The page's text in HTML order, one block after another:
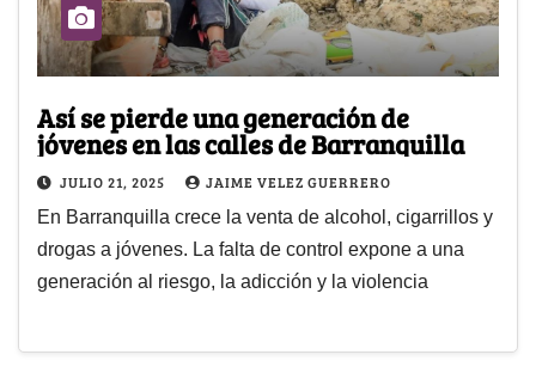
Así se pierde una generación de
jóvenes en las calles de Barranquilla
JULIO 21, 2025 JAIME VELEZ GUERRERO
En Barranquilla crece la venta de alcohol, cigarrillos y
drogas a jóvenes. La falta de control expone a una
generación al riesgo, la adicción y la violencia